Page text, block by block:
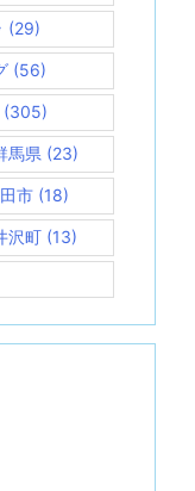
(29)
(56)
(305)
馬県 (23)
市(18)
沢町 (13)